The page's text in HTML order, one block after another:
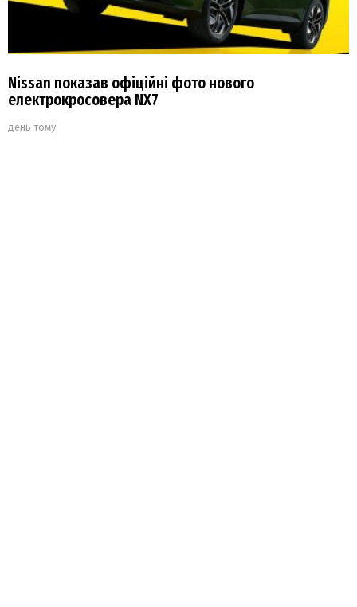
Nissan показав офіційні фото нового
електрокросовера NX7
день тому